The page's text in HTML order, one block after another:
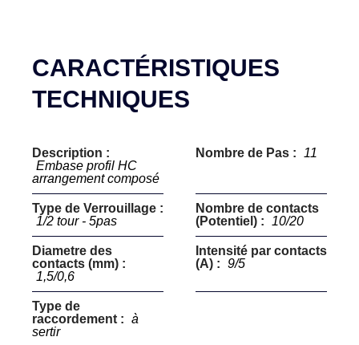
CARACTÉRISTIQUES
TECHNIQUES
Description :
Embase profil HC
arrangement composé
Nombre de Pas : 11
Type de Verrouillage :
1/2 tour - 5pas
Nombre de contacts
(Potentiel) :
10/20
Diametre des
contacts (mm) :
1,5/0,6
Intensité par contacts
(A) : 9/5
Type de
raccordement : à
sertir